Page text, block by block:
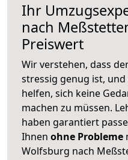
Ihr
nach
Preiswert
Wir verstehen, dass
stressig genug ist,
helfen, sich keine
machen zu müssen.
haben garantiert
Ihnen ohne Probleme
Wolfsburg nach